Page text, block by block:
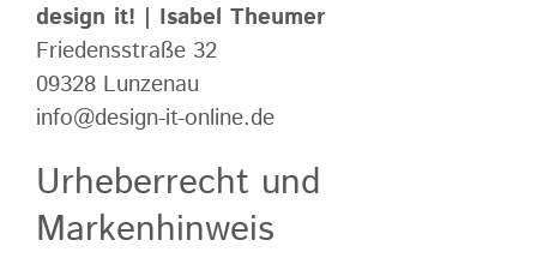
design it! | Isabel Theumer
Friedensstraße 32
09328 Lunzenau
info@design-it-online.de
Urheberrecht und
Markenhinweis